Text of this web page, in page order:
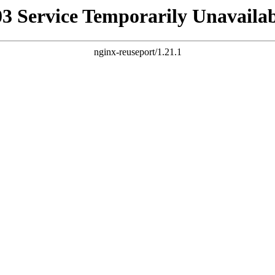
Service Temporarily
nginx-reuseport/1.21.1